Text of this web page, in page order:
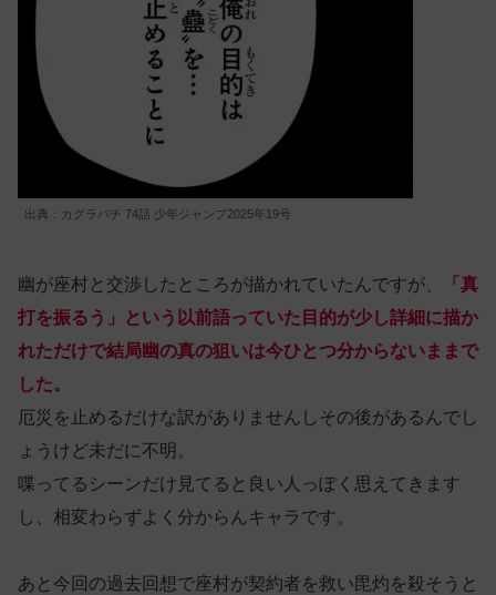
出典：カグラバチ 74話 少年ジャンプ2025年19号
幽が座村と交渉したところが描かれていたんですが、
「真
打を振るう」という以前語っていた目的が少し詳細に描か
れただけで結局幽の真の狙いは今ひとつ分からないままで
した。
厄災を止めるだけな訳がありませんしその後があるんでし
ょうけど未だに不明。
喋ってるシーンだけ見てると良い人っぽく思えてきます
し、相変わらずよく分からんキャラです。
あと今回の過去回想で座村が契約者を救い毘灼を殺そうと